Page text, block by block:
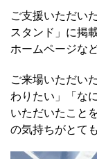
ご支援いただい
スタンド」に掲
ホームページな
ご来場いただい
わりたい」「な
いただいたこと
の気持ちがとて